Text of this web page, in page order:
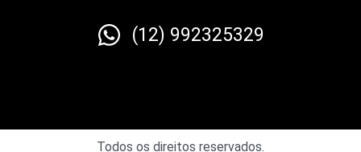
(12) 992325329
Todos os direitos reservados.